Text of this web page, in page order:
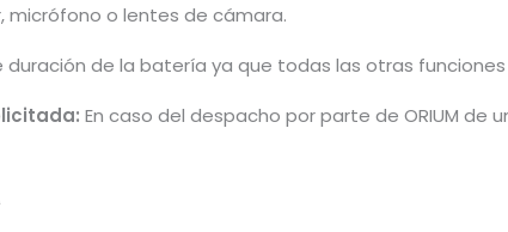
o lentes de cámara.
de la batería ya que todas las otras
En caso del despacho por parte de ORIUM